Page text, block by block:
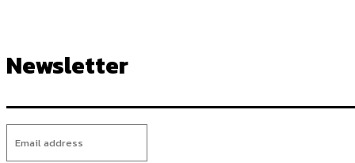
Newsletter